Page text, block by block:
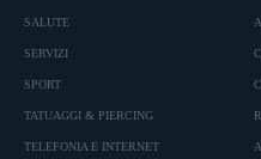
SALUTE
SERVIZI
SPORT
TATUAGGI & PIERCING
TELEFONIA E INTERNET